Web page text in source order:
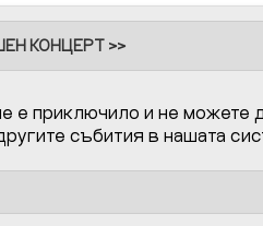
КОНЦЕРТ >>
е приключило и не можете
събития в нашата